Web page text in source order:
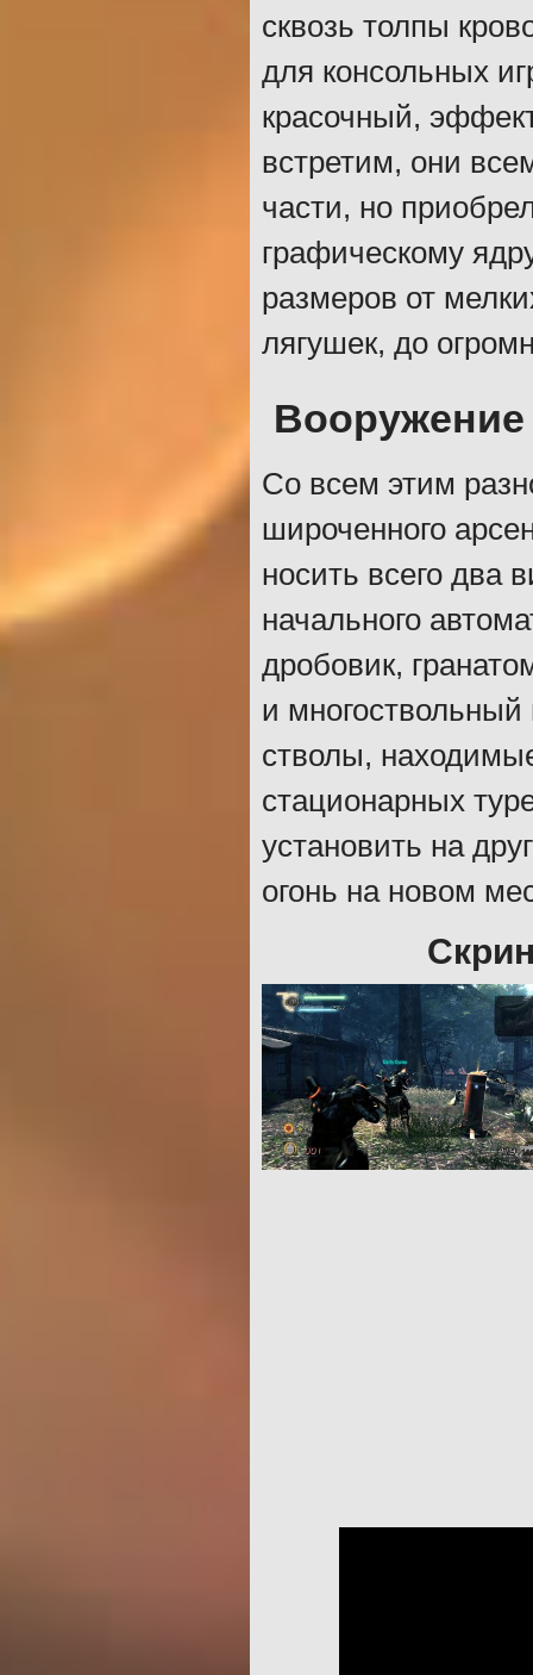
сквозь толпы
для консольных
красочный,
встретим, они
части, но
графическому
размеров от
лягушек, до
Вооружение
Со всем этим
широченного
носить всего два
начального
дробовик,
и
стволы,
стационарных
установить на
огонь на новом